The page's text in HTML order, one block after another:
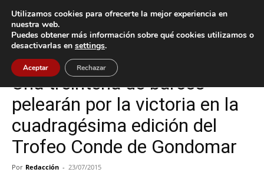
Inicio Baiona
Baiona
Una treintena de barcos
pelearán por la victoria en la
cuadragésima edición del
Trofeo Conde de Gondomar
Por Redacción - 23/07/2015
Utilizamos cookies para ofrecerte la mejor experiencia en
nuestra web.
Puedes obtener más información sobre qué cookies utilizamos o
desactivarlas en settings.
Aceptar Rechazar